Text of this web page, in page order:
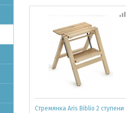
Cтремянка Aris Biblio 2 ступени